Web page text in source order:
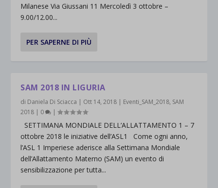
Milanese Via Giussani 11 Mercoledì 3 ottobre –
9.00/12.00...
PER SAPERNE DI PIÙ
SAM 2018 IN LIGURIA
di Daniela Di Sciacca | Ott 14, 2018 | Eventi_SAM_2018, SAM
2018 | 0 |
SETTIMANA MONDIALE DELL’ALLATTAMENTO 1 – 7
ottobre 2018 le iniziative dell’ASL1 Come ogni anno,
l’ASL 1 Imperiese aderisce alla Settimana Mondiale
dell’Allattamento Materno (SAM) un evento di
sensibilizzazione per tutta...